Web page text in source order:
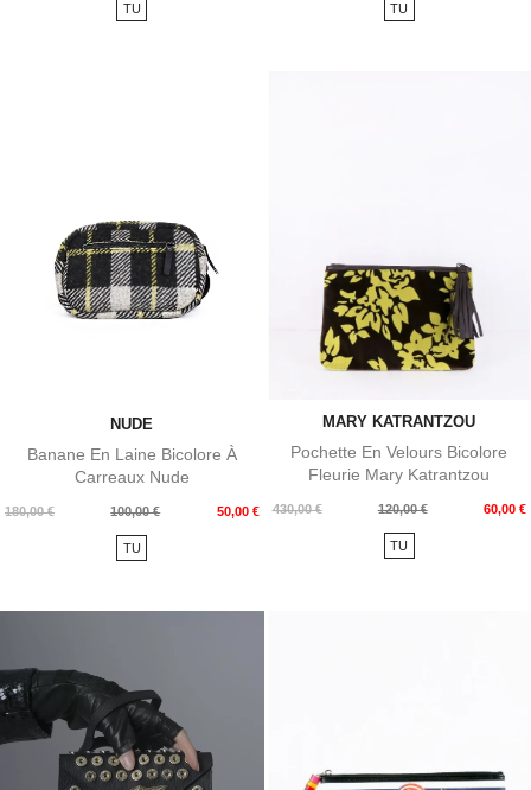
TU TU
NUDE
Banane En Laine Bicolore À
Carreaux Nude
180,00 €
Prix
100,00 € 50,00 €
Prix
TU
MARY KATRANTZOU
Pochette En Velours Bicolore
Fleurie Mary Katrantzou
430,00 €
Prix
120,00 € 60,00 €
Prix
TU